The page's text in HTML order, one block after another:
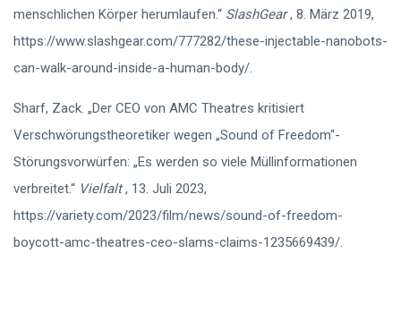
menschlichen Körper herumlaufen.“ SlashGear, 8. März 2019,
https://www.slashgear.com/777282/these-injectable-nanobots-
can-walk-around-inside-a-human-body/.
Sharf, Zack. „Der CEO von AMC Theatres kritisiert
Verschwörungstheoretiker wegen „Sound of Freedom“-
Störungsvorwürfen: „Es werden so viele Müllinformationen
verbreitet.“ Vielfalt, 13. Juli 2023,
https://variety.com/2023/film/news/sound-of-freedom-
boycott-amc-theatres-ceo-slams-claims-1235669439/.